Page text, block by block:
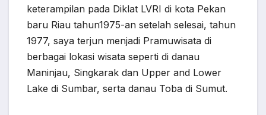
keterampilan pada Diklat LVRI di kota Pekan
baru Riau tahun1975-an setelah selesai, tahun
1977, saya terjun menjadi Pramuwisata di
berbagai lokasi wisata seperti di danau
Maninjau, Singkarak dan Upper and Lower
Lake di Sumbar, serta danau Toba di Sumut.